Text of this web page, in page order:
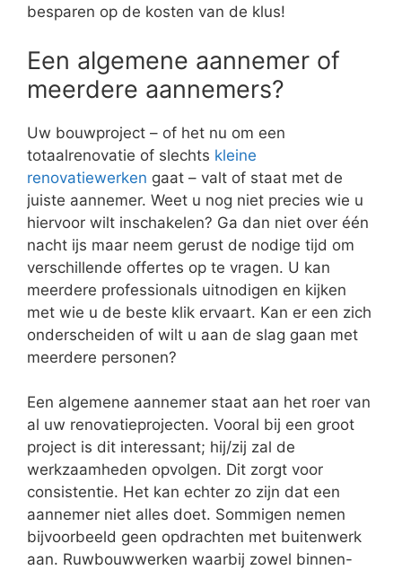
besparen op de kosten van de klus!
Een algemene aannemer of
meerdere aannemers?
Uw bouwproject – of het nu om een
totaalrenovatie of slechts kleine
renovatiewerken gaat – valt of staat met de
juiste aannemer. Weet u nog niet precies wie u
hiervoor wilt inschakelen? Ga dan niet over één
nacht ijs maar neem gerust de nodige tijd om
verschillende offertes op te vragen. U kan
meerdere professionals uitnodigen en kijken
met wie u de beste klik ervaart. Kan er een zich
onderscheiden of wilt u aan de slag gaan met
meerdere personen?
Een algemene aannemer staat aan het roer van
al uw renovatieprojecten. Vooral bij een groot
project is dit interessant; hij/zij zal de
werkzaamheden opvolgen. Dit zorgt voor
consistentie. Het kan echter zo zijn dat een
aannemer niet alles doet. Sommigen nemen
bijvoorbeeld geen opdrachten met buitenwerk
aan. Ruwbouwwerken waarbij zowel binnen-